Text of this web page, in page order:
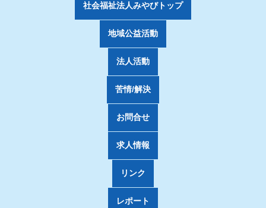
社会福祉法人みやびトップ
地域公益活動
法人活動
苦情/解決
お問合せ
求人情報
リンク
レポート